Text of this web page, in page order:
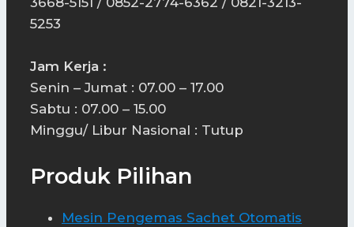
5253
Jam Kerja :
Senin – Jumat : 07.00 – 17.00
Sabtu : 07.00 – 15.00
Minggu/ Libur Nasional : Tutup
Produk Pilihan
Mesin Pengemas Sachet Otomatis